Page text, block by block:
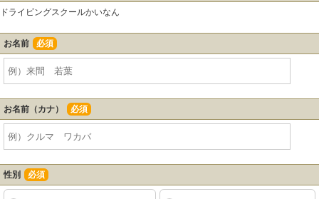
ドライビングスクールかいなん
お名前 必須
お名前（カナ） 必須
性別 必須